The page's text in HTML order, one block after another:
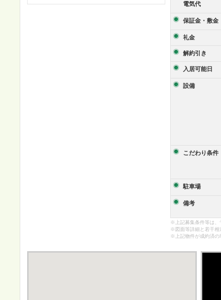
電気代
保証金・敷金
礼金
解約引き
入居可能日
設備
こだわり条件
駐車場
備考
※上記募集条件等は、
※図面等詳細と若干相
※上記物件が成約済の